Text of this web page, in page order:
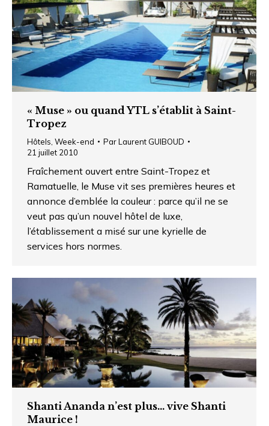
« Muse » ou quand YTL s’établit à Saint-
Tropez
Hôtels Week-end ParLaurent GUIBOUD
21 juillet 2010
Fraîchement ouvert entre Saint-Tropez et
Ramatuelle, le Muse vit ses premières heures et
annonce d’emblée la couleur : parce qu’il ne se
veut pas qu’un nouvel hôtel de luxe,
l’établissement a misé sur une kyrielle de
services hors normes.
Shanti Ananda n’est plus… vive Shanti
Maurice !